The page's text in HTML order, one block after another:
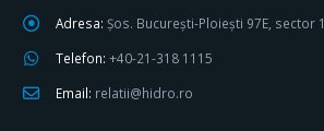
Adresa: Șos. București-Ploiești 97E, sector
Telefon: +40-21-318 1115
Email: relatii@hidro.ro